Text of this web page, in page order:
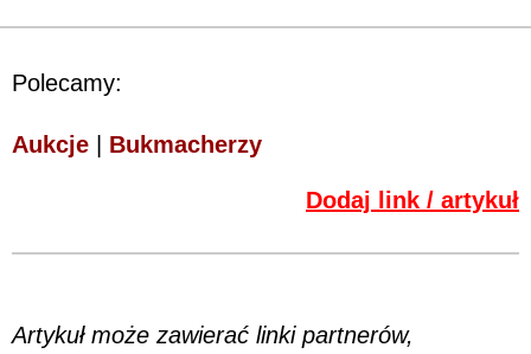
Polecamy:
Aukcje Bukmacherzy
Dodaj link / artykuł
Artykuł może zawierać linki partnerów,